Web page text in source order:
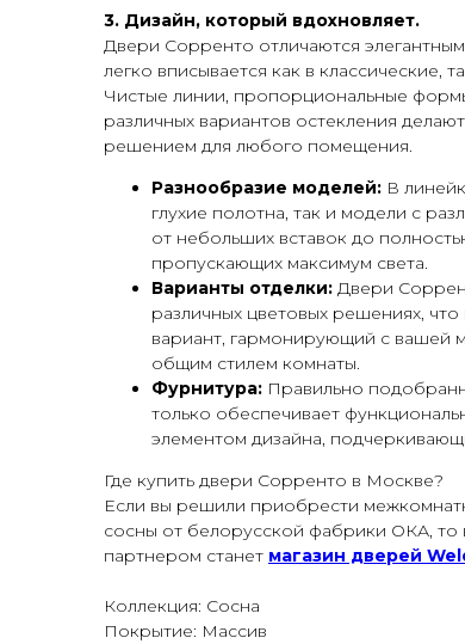
3. Дизайн, который вдохновляет.
Двери Сорренто отличаются
легко вписывается как в классические,
Чистые линии, пропорциональные
различных вариантов остекления
решением для любого помещения.
Разнообразие моделей: В
глухие полотна, так и модели с
от небольших вставок до
пропускающих максимум света.
Варианты отделки: Двери
различных цветовых решениях,
вариант, гармонирующий с вашей
общим стилем комнаты.
Фурнитура: Правильно
только обеспечивает
элементом дизайна,
Где купить двери Сорренто в Москве?
Если вы решили приобрести
сосны от белорусской фабрики ОКА,
партнером станет магазин дверей
Коллекция: Сосна
Покрытие: Массив